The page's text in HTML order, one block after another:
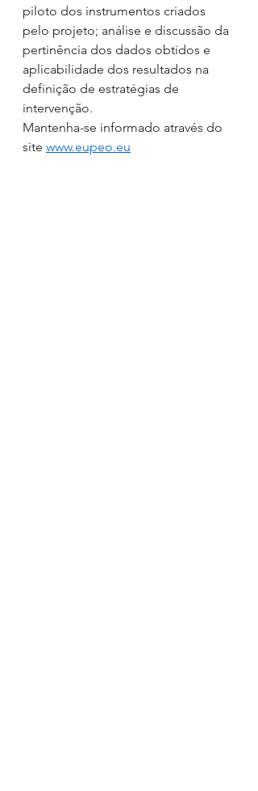
piloto dos instrumentos criados
pelo projeto; análise e discussão da
pertinência dos dados obtidos e
aplicabilidade dos resultados na
definição de estratégias de
intervenção.
Mantenha-se informado através do
site www.eupeo.eu